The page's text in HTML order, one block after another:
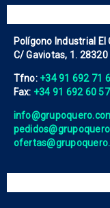
Polígono Industrial El
C/ Gaviotas, 1.
Tfno: +34 91 692 71
Fax: +34 91 692 60 57